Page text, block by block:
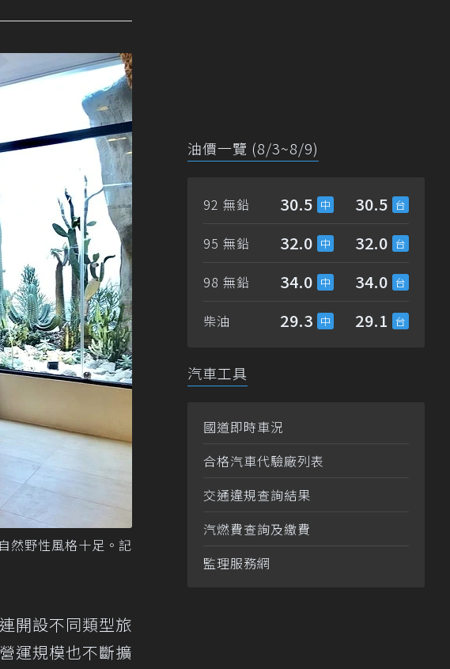
然野性風格十足。記
開設不同類型旅
運規模也不斷擴
油價一覽 (8/3~8/9)
92 無鉛 30.5 30.5
95 無鉛 32.0 32.0
98 無鉛 34.0 34.0
柴油 29.3 29.1
汽車工具
國道即時車況
合格汽車代驗廠列表
交通違規查詢結果
汽燃費查詢及繳費
監理服務網